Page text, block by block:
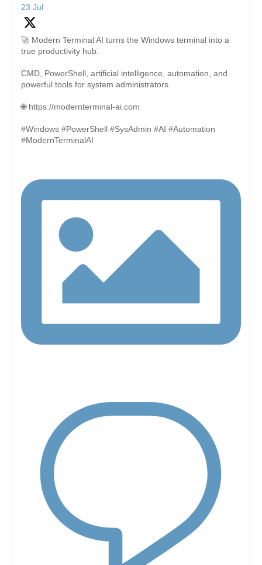
23 Jul
🚀 Modern Terminal AI turns the Windows terminal into a
true productivity hub.
CMD, PowerShell, artificial intelligence, automation, and
powerful tools for system administrators.
🌐 https://modernterminal-ai.com
#Windows #PowerShell #SysAdmin #AI #Automation
#ModernTerminalAI